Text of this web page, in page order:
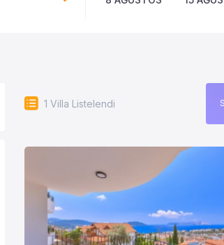
1 Villa Listelendi